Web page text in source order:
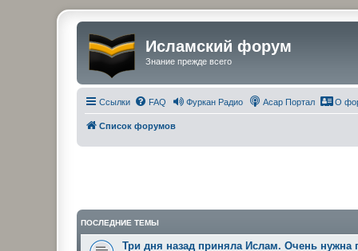
Исламский форум
Знание прежде всего
Ссылки FAQ Фуркан Радио Асар Портал О
Список форумов
ПОСЛЕДНИЕ ТЕМЫ
Три дня назад приняла Ислам. Очень нужна